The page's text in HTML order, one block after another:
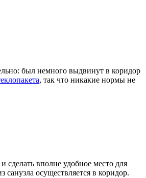
был немного выдвинут в коридор
, так что никакие нормы не
вполне удобное место для
санузла осуществляется в коридор.